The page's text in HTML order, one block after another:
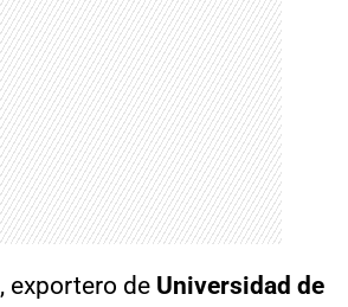
, exportero de Universidad de